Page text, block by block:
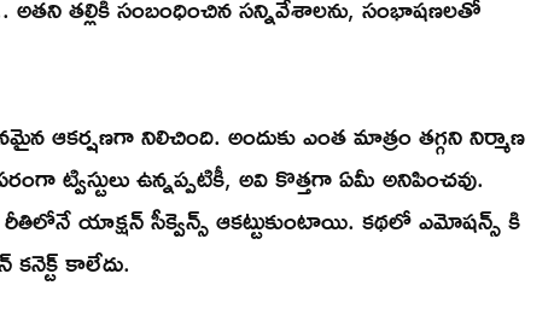
నిలిచింది. అందుకు ఎంత మాత్రం తగ్గని నిర్మాణ
ట్విస్టులు ఉన్నప్పటికీ, అవి కొత్తగా ఏమీ అనిపించవు.
యాక్షన్ సీక్వెన్స్ ఆకట్టుకుంటాయి. కథలో ఎమోషన్స్ కి
కాలేదు.